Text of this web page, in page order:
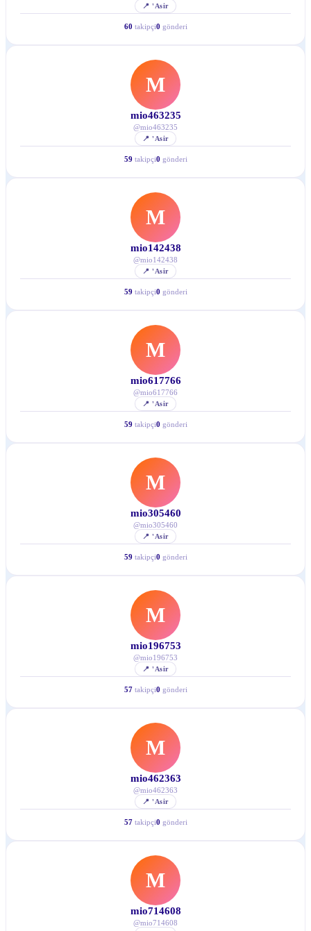
📍'Asir
60 takipçi0 gönderi
M
mio463235
@mio463235
📍'Asir
59 takipçi0 gönderi
M
mio142438
@mio142438
📍'Asir
59 takipçi0 gönderi
M
mio617766
@mio617766
📍'Asir
59 takipçi0 gönderi
M
mio305460
@mio305460
📍'Asir
59 takipçi0 gönderi
M
mio196753
@mio196753
📍'Asir
57 takipçi0 gönderi
M
mio462363
@mio462363
📍'Asir
57 takipçi0 gönderi
M
mio714608
@mio714608